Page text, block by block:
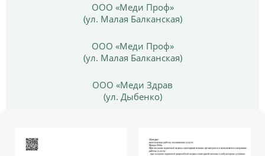
ООО «Меди Проф»
(ул. Малая Балканская)
ООО «Меди Проф»
(ул. Малая Балканская)
ООО «Меди Здрав
(ул. Дыбенко)